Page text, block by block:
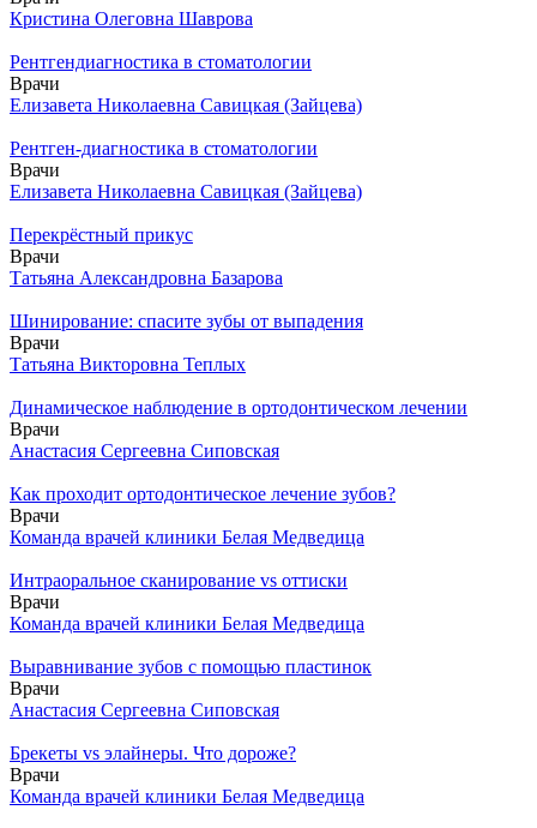
Кристина Олеговна Шаврова
Рентгендиагностика в стоматологии
Врачи
Елизавета Николаевна Савицкая (Зайцева)
Рентген-диагностика в стоматологии
Врачи
Елизавета Николаевна Савицкая (Зайцева)
Перекрёстный прикус
Врачи
Татьяна Александровна Базарова
Шинирование: спасите зубы от выпадения
Врачи
Татьяна Викторовна Теплых
Динамическое наблюдение в ортодонтическом лечении
Врачи
Анастасия Сергеевна Сиповская
Как проходит ортодонтическое лечение зубов?
Врачи
Команда врачей клиники Белая Медведица
Интраоральное сканирование vs оттиски
Врачи
Команда врачей клиники Белая Медведица
Выравнивание зубов с помощью пластинок
Врачи
Анастасия Сергеевна Сиповская
Брекеты vs элайнеры. Что дороже?
Врачи
Команда врачей клиники Белая Медведица